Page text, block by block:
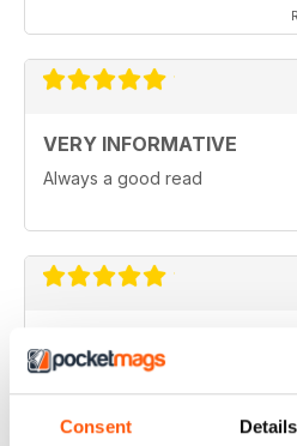
Consent Details
VERY INFORMATIVE
Always a good read
Been reading Tamiya Model
great.